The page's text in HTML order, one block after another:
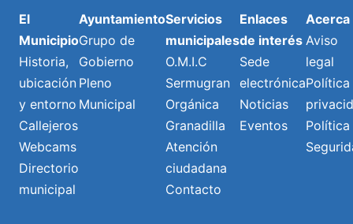
El
Municipio
Historia,
ubicación
y entorno
Callejeros
Webcams
Directorio
municipal
Ayuntamiento
Grupo de
Gobierno
Pleno
Municipal
Servicios
municipales
O.M.I.C
Sermugran
Orgánica
Granadilla
Atención
ciudadana
Contacto
Enlaces
de interés
Sede
electrónica
Noticias
Eventos
Acerca
Aviso
legal
Política
Política